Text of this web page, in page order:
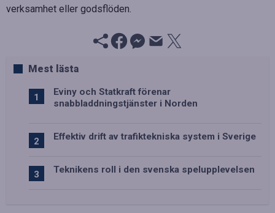
verksamhet eller godsflöden.
Mest lästa
Eviny och Statkraft förenar
snabbladdningstjänster i Norden
Effektiv drift av trafiktekniska system i Sverige
Teknikens roll i den svenska spelupplevelsen